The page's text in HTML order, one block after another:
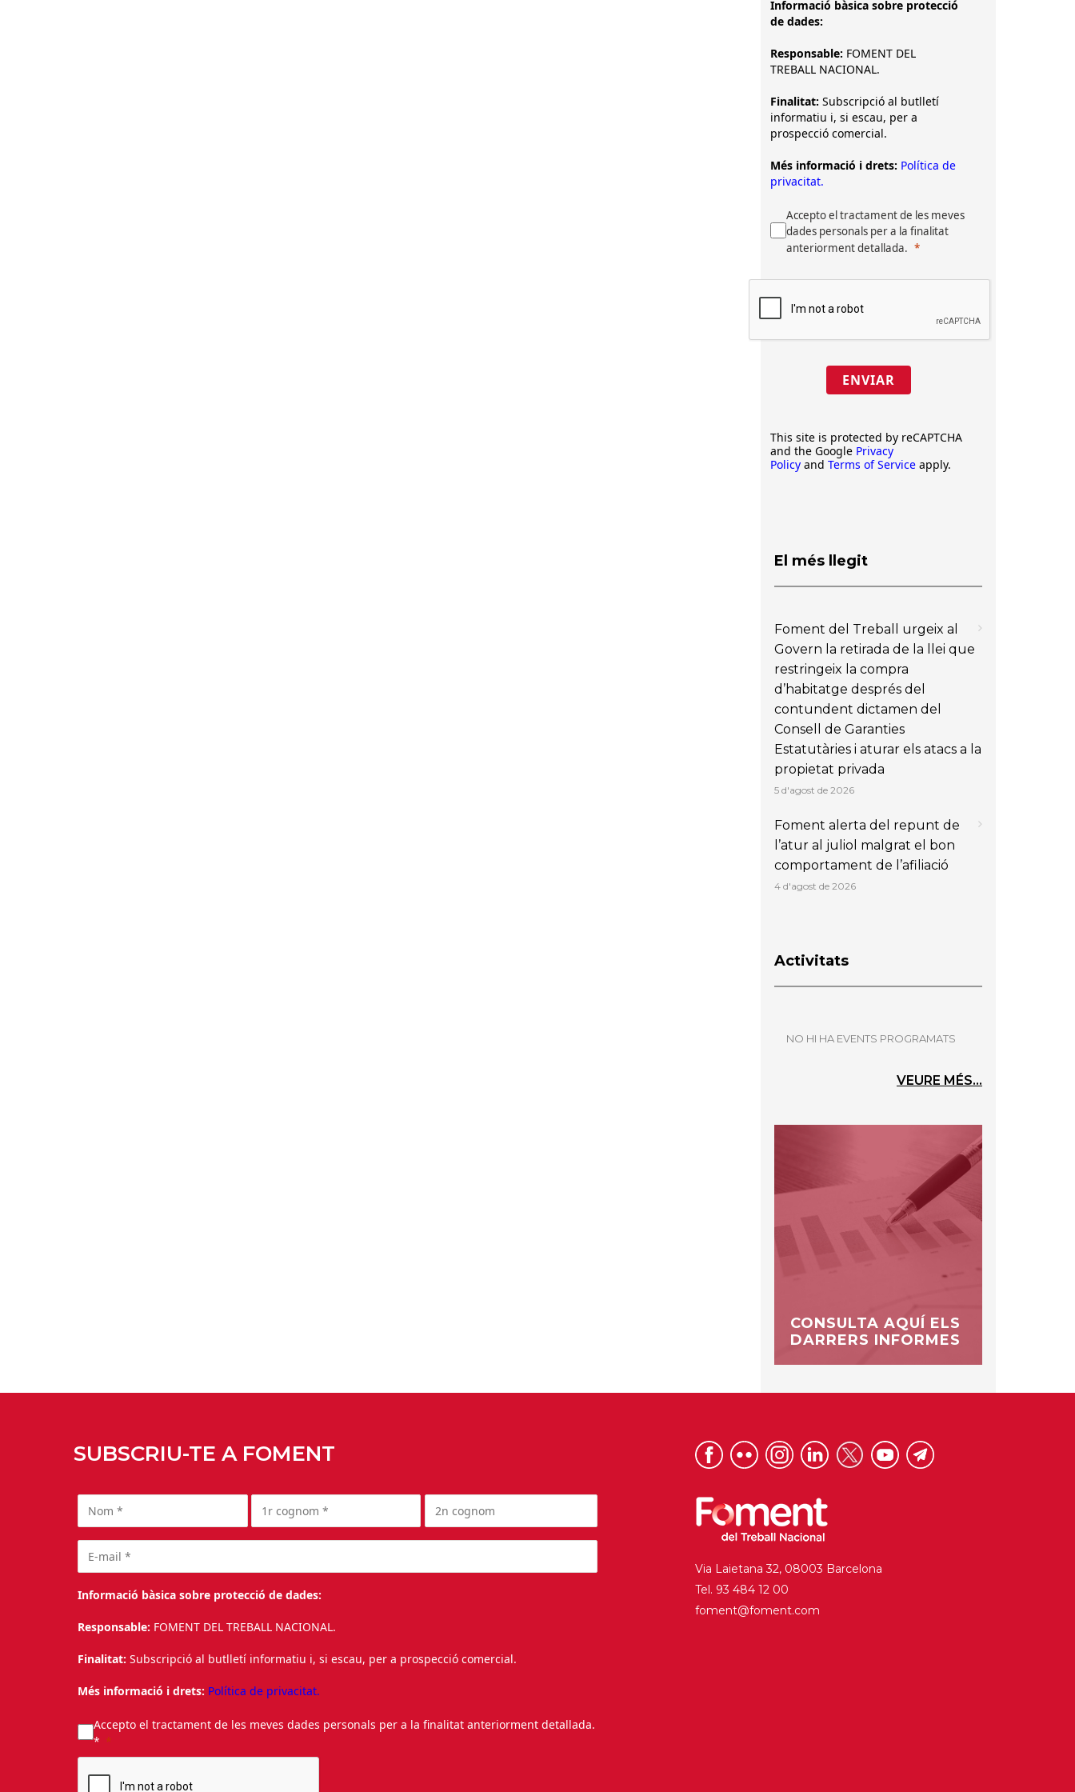
Informació bàsica sobre protecció
de dades:
Responsable: FOMENT DEL
TREBALL NACIONAL.
Finalitat: Subscripció al butlletí
informatiu i, si escau, per a
prospecció comercial.
Més informació i drets: Política de
privacitat.
Accepto el tractament de les meves
dades personals per a la finalitat
anteriorment detallada.
ENVIAR
This site is protected by reCAPTCHA
and the Google Privacy
Policy and Terms of Service apply.
El més llegit
Foment del Treball urgeix al
Govern la retirada de la llei que
restringeix la compra
d’habitatge després del
contundent dictamen del
Consell de Garanties
Estatutàries i aturar els atacs a la
propietat privada
5 d'agost de 2026
Foment alerta del repunt de
l’atur al juliol malgrat el bon
comportament de l’afiliació
4 d'agost de 2026
Activitats
NO HI HA EVENTS PROGRAMATS
VEURE MÉS...
CONSULTA AQUÍ ELS
DARRERS INFORMES
SUBSCRIU-TE A FOMENT
Informació bàsica sobre protecció de dades:
Responsable: FOMENT DEL TREBALL NACIONAL.
Finalitat: Subscripció al butlletí informatiu i, si escau, per a prospecció comercial.
Més informació i drets: Política de privacitat.
Accepto el tractament de les meves dades personals per a la finalitat anteriorment detallada.
*
Via Laietana 32, 08003 Barcelona
Tel. 93 484 12 00
foment@foment.com